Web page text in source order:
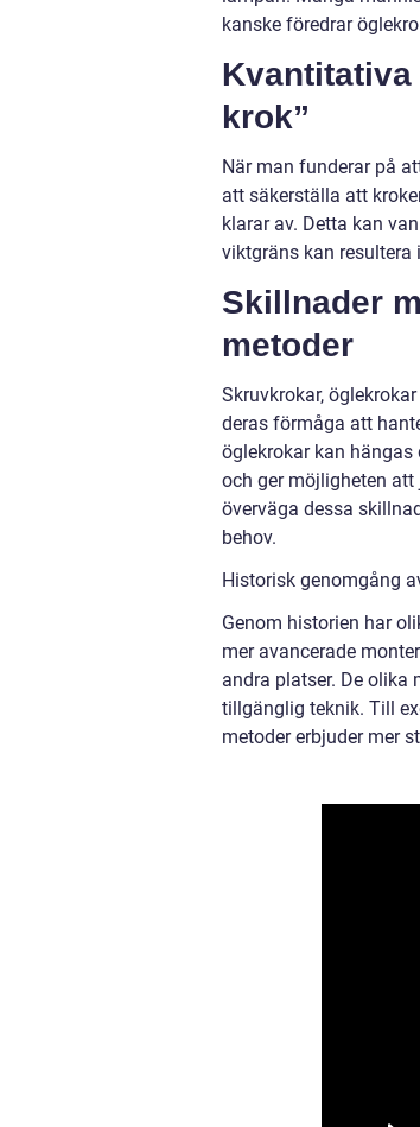
kanske föredrar
Kvantitativa
krok”
När man funderar på
att säkerställa att
klarar av. Detta kan
viktgräns kan resultera
Skillnader
metoder
Skruvkrokar,
deras förmåga att
öglekrokar kan hängas
och ger möjligheten
överväga dessa
behov.
Historisk genomgång
Genom historien har
mer avancerade
andra platser. De olika
tillgänglig teknik. Till
metoder erbjuder mer